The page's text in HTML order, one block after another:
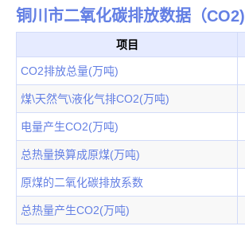
铜川市二氧化碳排放数据（CO2)
项目
CO2排放总量(万吨)
煤\天然气\液化气排CO2(万吨)
电量产生CO2(万吨)
总热量换算成原煤(万吨)
原煤的二氧化碳排放系数
总热量产生CO2(万吨)